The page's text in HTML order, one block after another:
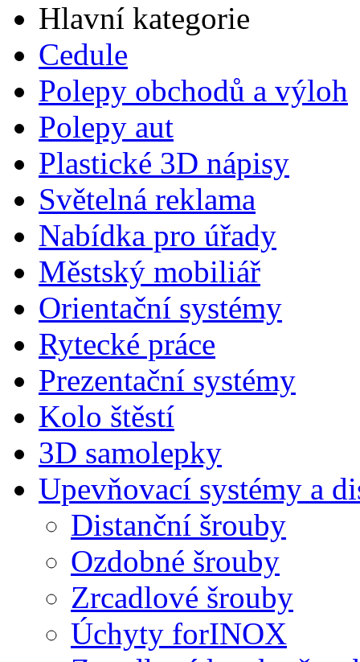
Hlavní kategorie
Cedule
Polepy obchodů a výloh
Polepy aut
Plastické 3D nápisy
Světelná reklama
Nabídka pro úřady
Městský mobiliář
Orientační systémy
Rytecké práce
Prezentační systémy
Kolo štěstí
3D samolepky
Upevňovací systémy a
Distanční šrouby
Ozdobné šrouby
Zrcadlové šrouby
Úchyty forINOX